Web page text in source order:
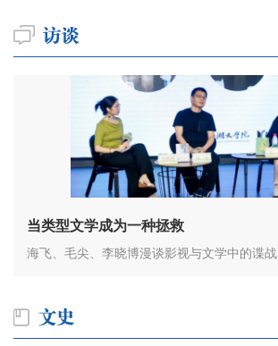
当类型文学成为一种拯救
海飞、毛尖、李晓博漫谈影视与文学中的谍战